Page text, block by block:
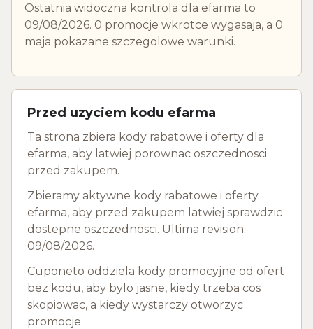
Ostatnia widoczna kontrola dla efarma to
09/08/2026. 0 promocje wkrotce wygasaja, a 0
maja pokazane szczegolowe warunki.
Przed uzyciem kodu efarma
Ta strona zbiera kody rabatowe i oferty dla
efarma, aby latwiej porownac oszczednosci
przed zakupem.
Zbieramy aktywne kody rabatowe i oferty
efarma, aby przed zakupem latwiej sprawdzic
dostepne oszczednosci. Ultima revision:
09/08/2026.
Cuponeto oddziela kody promocyjne od ofert
bez kodu, aby bylo jasne, kiedy trzeba cos
skopiowac, a kiedy wystarczy otworzyc
promocje.